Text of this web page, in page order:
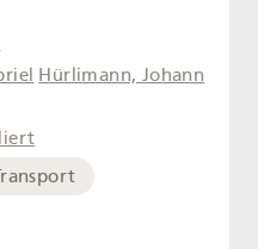
Hürlimann, Johann